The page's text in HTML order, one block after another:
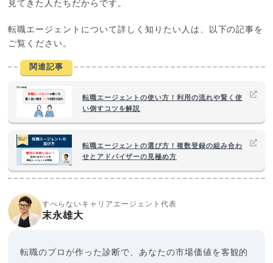
見てきた人たちだからです。
転職エージェントについて詳しく知りたい人は、以下の記事を
ご覧ください。
関連記事
転職エージェントの使い方！利用の流れや賢く使
い倒すコツを解説
転職エージェントの選び方！複数登録の組み合わ
せとアドバイザーの見極め方
すべらないキャリアエージェント代表
末永雄大
転職のプロが作った診断で、あなたの市場価値を客観的